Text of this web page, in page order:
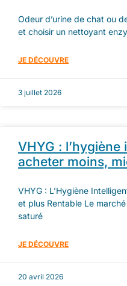
Odeur d’urine de chat ou
et choisir un nettoyant
JE DÉCOUVRE
3 juillet 2026
VHYG :
acheter moins,
VHYG : L’Hygiène
et plus Rentable Le
saturé
JE DÉCOUVRE
20 avril 2026